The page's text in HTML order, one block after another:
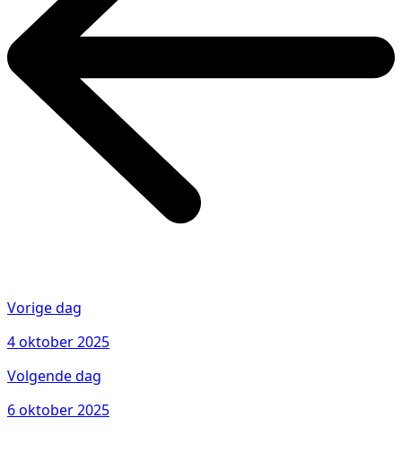
Vorige dag
4 oktober 2025
Volgende dag
6 oktober 2025